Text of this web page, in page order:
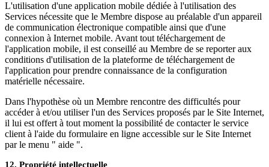
L'utilisation d'une application mobile dédiée à l'utilisation des
Services nécessite que le Membre dispose au préalable d'un appareil
de communication électronique compatible ainsi que d'une
connexion à Internet mobile. Avant tout téléchargement de
l'application mobile, il est conseillé au Membre de se reporter aux
conditions d'utilisation de la plateforme de téléchargement de
l'application pour prendre connaissance de la configuration
matérielle nécessaire.
Dans l'hypothèse où un Membre rencontre des difficultés pour
accéder à et/ou utiliser l'un des Services proposés par le Site Internet,
il lui est offert à tout moment la possibilité de contacter le service
client à l'aide du formulaire en ligne accessible sur le Site Internet
par le menu " aide ".
12. Propriété intellectuelle